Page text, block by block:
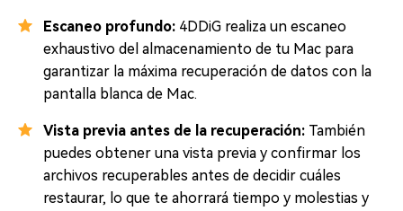
Escaneo profundo: 4DDiG realiza un escaneo
exhaustivo del almacenamiento de tu Mac para
garantizar la máxima recuperación de datos con la
pantalla blanca de Mac.
Vista previa antes de la recuperación: También
puedes obtener una vista previa y confirmar los
archivos recuperables antes de decidir cuáles
restaurar, lo que te ahorrará tiempo y molestias y